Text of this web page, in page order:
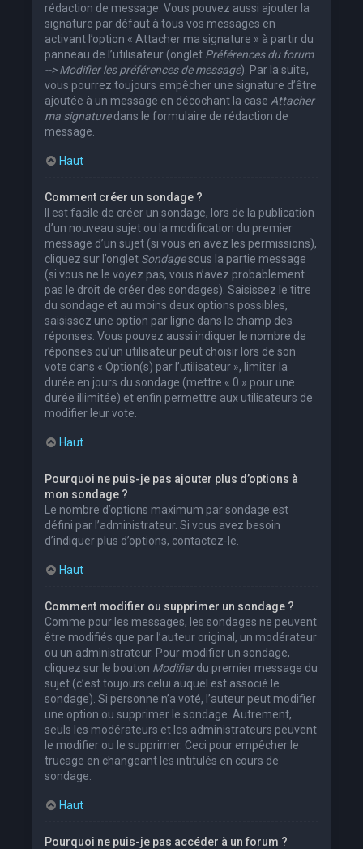
rédaction de message. Vous pouvez aussi ajouter la
signature par défaut à tous vos messages en
activant l’option « Attacher ma signature » à partir du
panneau de l’utilisateur (onglet Préférences du forum
--> Modifier les préférences de message). Par la suite,
vous pourrez toujours empêcher une signature d’être
ajoutée à un message en décochant la case Attacher
ma signaturedans le formulaire de rédaction de
message.
Haut
Comment créer un sondage ?
Il est facile de créer un sondage, lors de la publication
d’un nouveau sujet ou la modification du premier
message d’un sujet (si vous en avez les permissions),
cliquez sur l’onglet Sondagesous la partie message
(si vous ne le voyez pas, vous n’avez probablement
pas le droit de créer des sondages). Saisissez le titre
du sondage et au moins deux options possibles,
saisissez une option par ligne dans le champ des
réponses. Vous pouvez aussi indiquer le nombre de
réponses qu’un utilisateur peut choisir lors de son
vote dans « Option(s) par l’utilisateur », limiter la
durée en jours du sondage (mettre « 0 » pour une
durée illimitée) et enfin permettre aux utilisateurs de
modifier leur vote.
Haut
Pourquoi ne puis-je pas ajouter plus d’options à
mon sondage ?
Le nombre d’options maximum par sondage est
défini par l’administrateur. Si vous avez besoin
d’indiquer plus d’options, contactez-le.
Haut
Comment modifier ou supprimer un sondage ?
Comme pour les messages, les sondages ne peuvent
être modifiés que par l’auteur original, un modérateur
ou un administrateur. Pour modifier un sondage,
cliquez sur le bouton Modifierdu premier message du
sujet (c’est toujours celui auquel est associé le
sondage). Si personne n’a voté, l’auteur peut modifier
une option ou supprimer le sondage. Autrement,
seuls les modérateurs et les administrateurs peuvent
le modifier ou le supprimer. Ceci pour empêcher le
trucage en changeant les intitulés en cours de
sondage.
Haut
Pourquoi ne puis-je pas accéder à un forum ?